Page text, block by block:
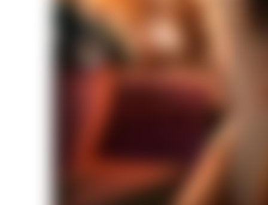
Я охочусь на тебя